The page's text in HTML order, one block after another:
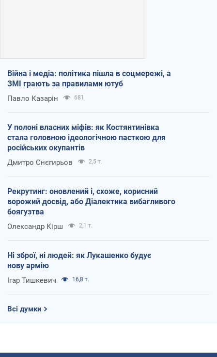
Війна і медіа: політика пішла в соцмережі, а
ЗМІ грають за правилами ютуб
Павло Казарін 681
У полоні власних міфів: як Костянтинівка
стала головною ідеологічною пасткою для
російських окупантів
Дмитро Снєгирьов 2,5 т.
Рекрутинг: оновлений і, схоже, корисний
ворожий досвід, або Діалектика вибагливого
боягузтва
Олександр Кірш 2,1 т.
Ні зброї, ні людей: як Лукашенко будує
нову армію
Ігар Тишкевич 16,8 т.
Всі думки